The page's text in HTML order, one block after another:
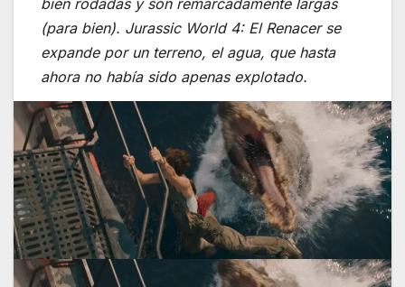
(para bien). Jurassic World 4: El Renacerse
expande por un terreno, el agua, que hasta
ahora no había sido apenas explotado.